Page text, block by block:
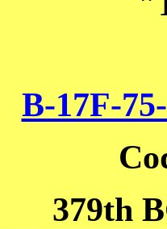
B-17F-
379th